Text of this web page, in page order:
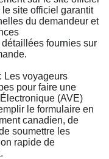
site officiel garantit
du demandeur et
fournies sur
Les voyageurs
pour faire une
(AVE)
le formulaire en
canadien, de
soumettre les
rapide de